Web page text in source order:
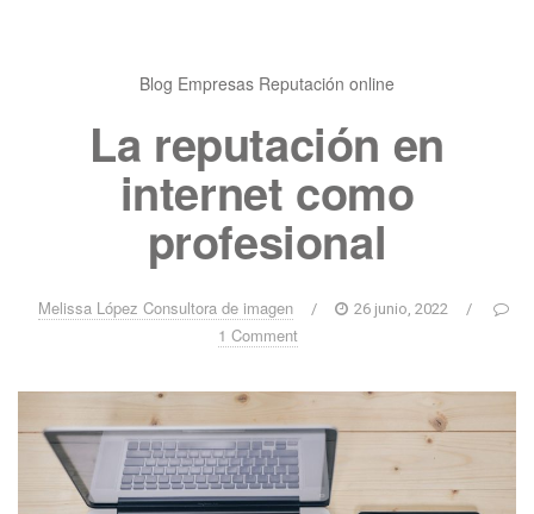
Blog Empresas Reputación online
La reputación en
internet como
profesional
Melissa López Consultora de imagen / 26 junio, 2022 /
1 Comment